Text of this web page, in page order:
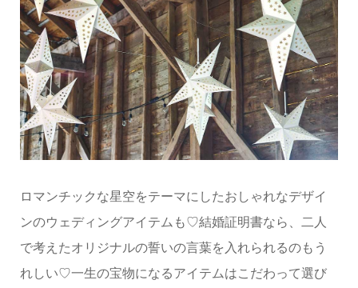
ロマンチックな星空をテーマにしたおしゃれなデザイ
ンのウェディングアイテムも♡結婚証明書なら、
二人
で考えたオリジナルの誓いの言葉を入れられるのもう
れしい♡一生の宝物になるアイテムはこだわって選び